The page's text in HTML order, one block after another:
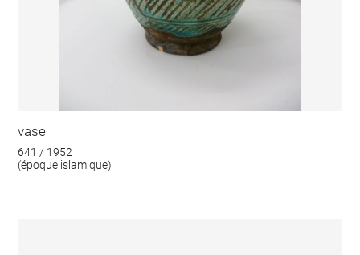
vase
641 / 1952
(époque islamique)